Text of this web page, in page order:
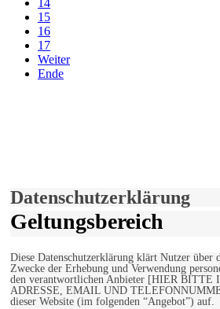
15
16
17
Weiter
Ende
Datenschutzerklärung
Geltungsbereich
Diese Datenschutzerklärung klärt Nutzer über
Zwecke der Erhebung und Verwendung
den verantwortlichen Anbieter [HIER BITTE
ADRESSE, EMAIL UND
dieser Website (im folgenden “Angebot”) auf.